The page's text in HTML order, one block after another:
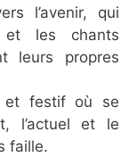
l’avenir, qui
et les chants
leurs propres
et festif où se
l’actuel et le
faille.